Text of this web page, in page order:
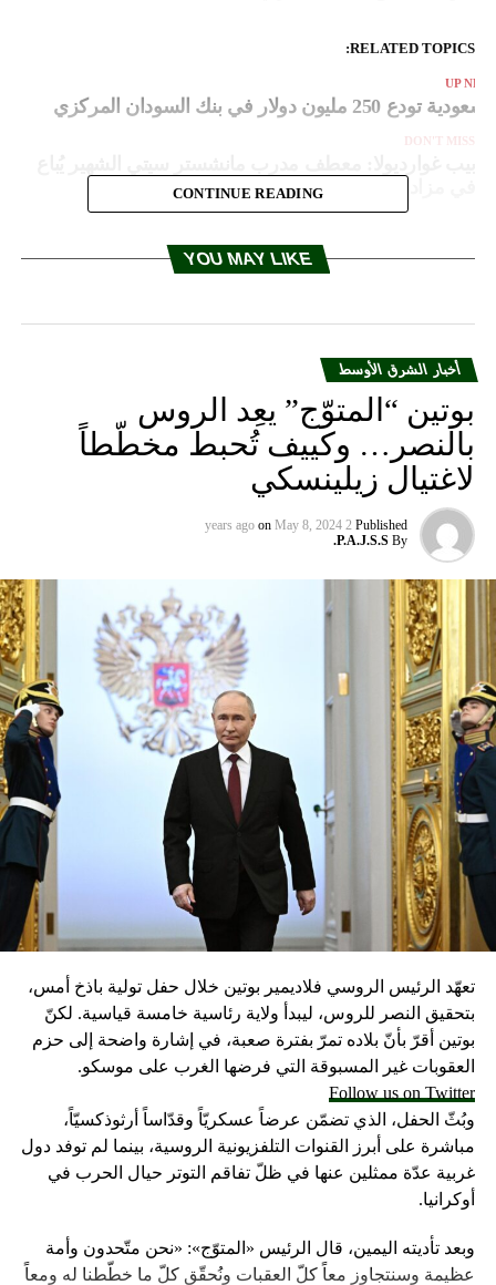
RELATED TOPICS:
UP
تودع 250 مليون دولار في بنك السودان المركزي
DON'T MISS
CONTINUE READING
YOU MAY LIKE
أخبار الشرق الأوسط
بوتين “المتوّج” يعِد الروس
بالنصر… وكييف تُحبط مخطّطاً
لاغتيال زيلينسكي
Published
2 years ago
on May 8, 2024
By
P.A.J.S.S.
تعهّد الرئيس الروسي فلاديمير بوتين خلال حفل تولية باذخ أمس،
بتحقيق النصر للروس، ليبدأ ولاية رئاسية خامسة قياسية. لكنّ
بوتين أقرّ بأنّ بلاده تمرّ بفترة صعبة، في إشارة واضحة إلى حزم
العقوبات غير المسبوقة التي فرضها الغرب على موسكو.
Follow us on Twitter
وبُثّ الحفل، الذي تضمّن عرضاً عسكريّاً وقدّاساً أرثوذكسيّاً،
مباشرة على أبرز القنوات التلفزيونية الروسية، بينما لم توفد دول
غربية عدّة ممثلين عنها في ظلّ تفاقم التوتر حيال الحرب في
أوكرانيا.
وبعد تأديته اليمين، قال الرئيس «المتوّج»: «نحن متّحدون وأمة
عظيمة وسنتجاوز معاً كلّ العقبات ونُحقّق كلّ ما خطّطنا له ومعاً